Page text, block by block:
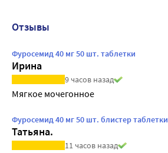
Отзывы
Фуросемид 40 мг 50 шт. таблетки
Ирина
9 часов назад
Мягкое мочегонное
Фуросемид 40 мг 50 шт. блистер таблетки
Татьяна.
11 часов назад